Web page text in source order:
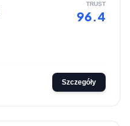
TRUST
96.4
Szczegóły